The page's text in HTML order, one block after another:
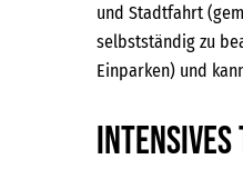
und Stadtfahrt
selbstständig zu
Einparken) und